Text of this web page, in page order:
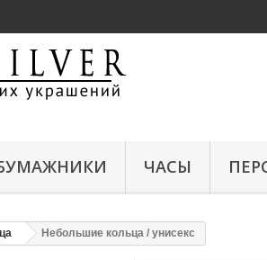
ЧАСЫ
Небольшие кольца / унисекс